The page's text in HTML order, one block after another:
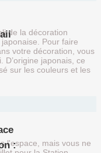
de la décoration
Pour faire
votre décoration, vous
D’origine japonais, ce
sur les couleurs et les
:
l'espace, mais vous ne